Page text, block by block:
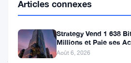
Fort.
juin,
Articles connexes
Strategy Vend 1 638
Millions et Paie ses
Privilégiés
Août 6, 2026